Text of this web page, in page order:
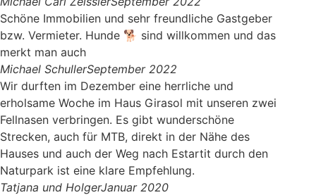
Schöne Immobilien und sehr freundliche Gastgeber
bzw. Vermieter. Hunde 🐕 sind willkommen und das
merkt man auch
Michael SchullerSeptember 2022
Wir durften im Dezember eine herrliche und
erholsame Woche im Haus Girasol mit unseren zwei
Fellnasen verbringen. Es gibt wunderschöne
Strecken, auch für MTB, direkt in der Nähe des
Hauses und auch der Weg nach Estartit durch den
Naturpark ist eine klare Empfehlung.
Tatjana und HolgerJanuar 2020